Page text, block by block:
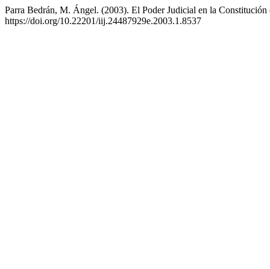
Parra Bedrán, M. Ángel. (2003). El Poder Judicial en la
https://doi.org/10.22201/iij.24487929e.2003.1.8537